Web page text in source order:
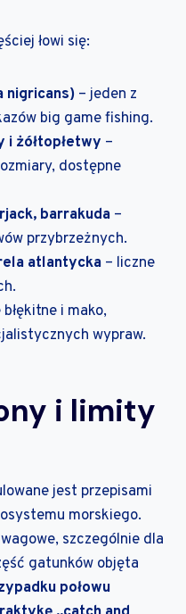
łowi się:
nigricans) – jeden z
big game fishing.
i żółtopłetwy –
dostępne
barrakuda –
przybrzeżnych.
atlantycka – liczne
i mako,
wypraw.
i limity
jest przepisami
morskiego.
szczególnie dla
gatunków objęta
połowu